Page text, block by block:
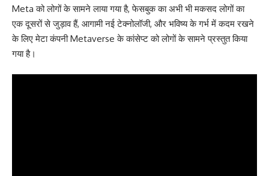
Meta को लोगों के सामने लाया गया है, फेसबुक का अभी भी मकसद लोगों का
एक दूसरों से जुड़ाव हैं, आगामी नई टेक्नोलॉजी, और भविष्य के गर्भ में कदम रखने
के लिए मेटा कंपनी Metaverse के कांसेप्ट को लोगों के सामने प्रस्तुत किया
गया है।